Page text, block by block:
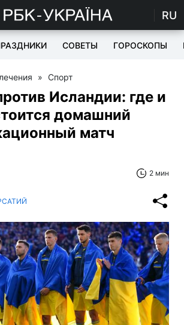
RU
СОВЕТЫ ГОРОСКОПЫ
» Спорт
Исландии: где и
домашний
матч
2 мин